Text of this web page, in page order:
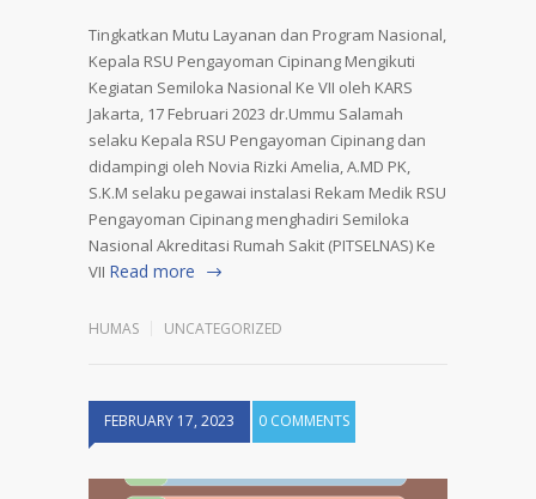
Tingkatkan Mutu Layanan dan Program Nasional,
Kepala RSU Pengayoman Cipinang Mengikuti
Kegiatan Semiloka Nasional Ke VII oleh KARS
Jakarta, 17 Februari 2023 dr.Ummu Salamah
selaku Kepala RSU Pengayoman Cipinang dan
didampingi oleh Novia Rizki Amelia, A.MD PK,
S.K.M selaku pegawai instalasi Rekam Medik RSU
Pengayoman Cipinang menghadiri Semiloka
Nasional Akreditasi Rumah Sakit (PITSELNAS) Ke
VII Read more
HUMAS UNCATEGORIZED
FEBRUARY 17, 2023 0 COMMENTS